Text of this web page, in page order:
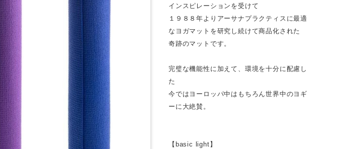
インスピレーションを受けて
１９８８年よりアーサナプラクティスに最適
なヨガマットを研究し続けて商品化された
奇跡のマットです。
完璧な機能性に加えて、環境を十分に配慮し
た
今ではヨーロッパ中はもちろん世界中のヨギ
ーに大絶賛。
【basic light】